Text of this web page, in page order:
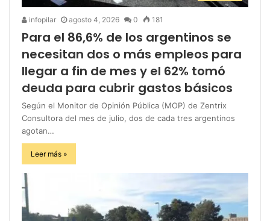
infopilar agosto 4, 2026 0 181
Para el 86,6% de los argentinos se
necesitan dos o más empleos para
llegar a fin de mes y el 62% tomó
deuda para cubrir gastos básicos
Según el Monitor de Opinión Pública (MOP) de Zentrix
Consultora del mes de julio, dos de cada tres argentinos
agotan…
Leer más »